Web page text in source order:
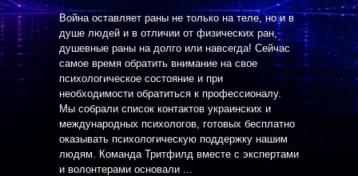
Война оставляет раны не только на теле, но и в
душе людей и в отличии от физических ран,
душевные раны на долго или навсегда! Сейчас
самое время обратить внимание на свое
психологическое состояние и при
необходимости обратиться к профессионалу.
Мы собрали список контактов украинских и
международных психологов, готовых бесплатно
оказывать психологическую поддержку нашим
людям. Команда Тритфилд вместе с экспертами
и волонтерами основали ...